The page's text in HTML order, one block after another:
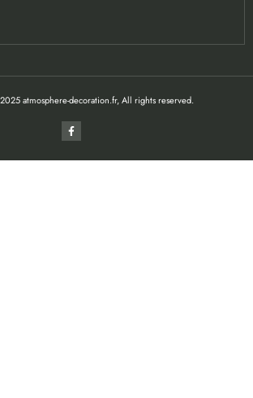
atmosphere-decoration.fr, All rights reserved.